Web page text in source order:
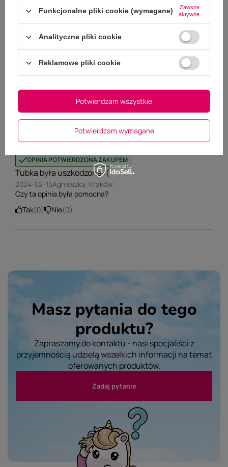
(0)
5/5
OPINIA POTWIERDZONA ZAKUPEM
2024-03-13Julian, Białogard
Czy ta opinia była pomocna?
Tak 0 Nie 0
OPINIA POTWIERDZONA ZAKUPEM
Tubka była uszkodzona :(
2024-02-15Agnieszka, Kraków
Czy ta opinia była pomocna?
Tak 0 Nie 0
Masz pytania do tego
produktu?
Zapraszamy do kontaktu - nasi specjaliści z
przyjemnością udzielą wszelkich informacji na temat
oferowanych produktów.
Zadaj pytanie
Funkcjonalne pliki cookie (wymagane)
Zawsze
aktywne
Analityczne pliki cookie
Reklamowe pliki cookie
Potwierdzam wymagane
Potwierdzam wszystkie